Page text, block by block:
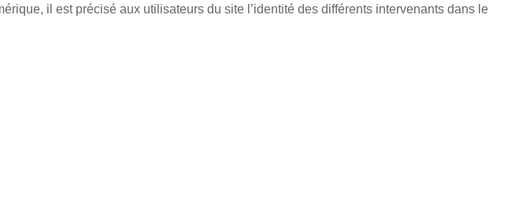
il est précisé aux utilisateurs du site l’identité des différents intervenants dans le